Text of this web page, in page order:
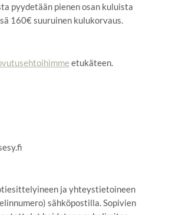
pyydetään pienen osan kuluista
160€ suuruinen kulukorvaus.
etukäteen.
ja yhteystietoineen
sähköpostilla. Sopivien